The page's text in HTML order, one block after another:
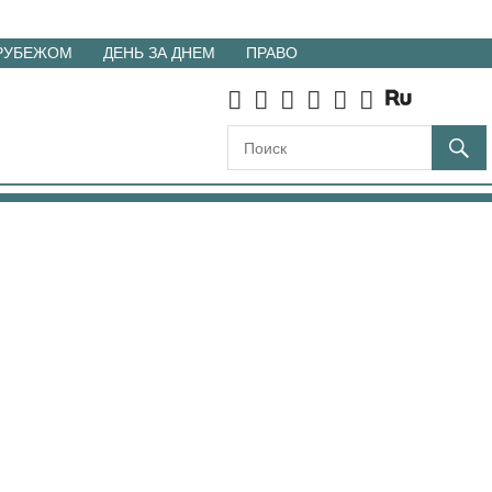
ДЕНЬ ЗА ДНЕМ ПРАВО